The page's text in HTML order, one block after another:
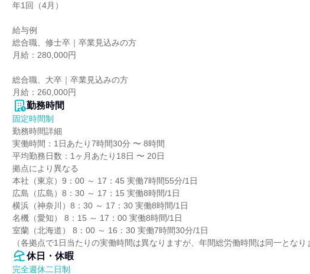
年1回（4月）
給与例
総合職、修士卒｜卒業見込みの方
月給：280,000円
総合職、大卒｜卒業見込みの方
月給：260,000円
勤務時間
固定時間制
勤務時間詳細
実働時間：1日あたり7時間30分 〜 8時間
平均勤務日数：1ヶ月あたり18日 〜 20日
拠点により異なる
本社（東京）9：00 ～ 17：45 実働7時間55分/1日
広島（広島）8：30 ～ 17：15 実働8時間/1日
横浜（神奈川）8：30 ～ 17：30 実働8時間/1日
名機（愛知） 8：15 ～ 17：00 実働8時間/1日
室蘭（北海道） 8：00 ～ 16：30 実働7時間30分/1日
（各拠点で1日当たりの実働時間は異なりますが、年間総労働時間は同一となり
休日・休暇
完全週休二日制